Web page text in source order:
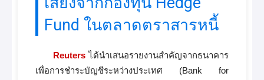
Fund ในตลาดตราสารหนี้
Reuters ได้นำเสนอรายงานสำคัญจากธนาคาร
เพื่อการชำระบัญชีระหว่างประเทศ (Bank for